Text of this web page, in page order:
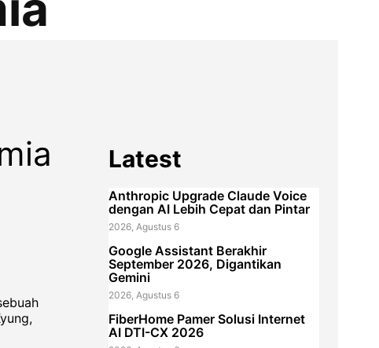
Latest
Anthropic Upgrade Claude Voice
dengan AI Lebih Cepat dan Pintar
2026, Agustus 6
Google Assistant Berakhir
September 2026, Digantikan
Gemini
2026, Agustus 6
FiberHome Pamer Solusi Internet
AI DTI-CX 2026